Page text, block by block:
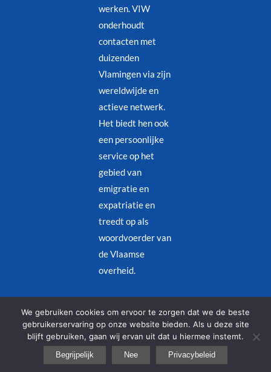
werken. VIW
onderhoudt
contacten met
duizenden
Vlamingen via zijn
wereldwijde en
actieve netwerk.
Het biedt hen ook
een persoonlijke
service op het
gebied van
emigratie en
expatriatie en
treedt op als
woordvoerder van
de Vlaamse
overheid.
Juridische kennisgeving–Privacybeleid
© Copyright 2026 – Alle rechten voorbehouden | Designed by
Redjinn
We gebruiken cookies om ervoor te zorgen dat we de beste
gebruikerservaring op onze website bieden. Als u deze site
blijft gebruiken, gaan wij ervan uit dat u hiermee instemt.
Begrijpelijk Nee Privacybeleid